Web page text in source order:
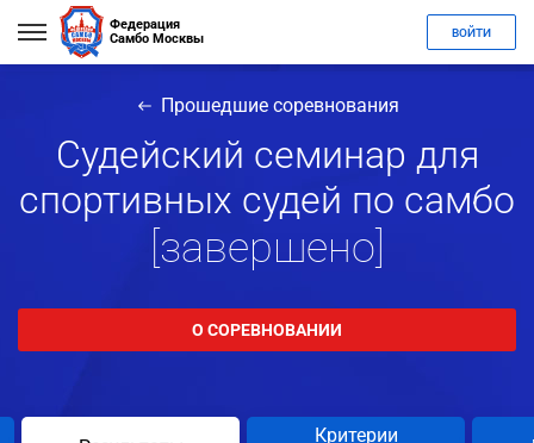
Федерация
Самбо Москвы
ВОЙТИ
Прошедшие соревнования
Судейский семинар для
спортивных судей по самбо
[завершено]
О СОРЕВНОВАНИИ
Критерии